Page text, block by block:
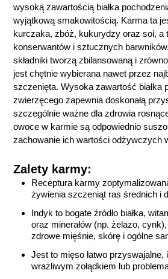
wysoką zawartością białka
wyjątkową smakowitością. Karma ta
kurczaka, zbóż, kukurydzy oraz soi, a
konserwantów i sztucznych
składniki tworzą zbilansowaną i
jest chętnie wybierana nawet przez
szczenięta. Wysoka zawartość białka
zwierzęcego zapewnia doskonałą
szczególnie ważne dla zdrowia
owoce w karmie są odpowiednio
zachowanie ich wartości odżywczych
Zalety karmy:
Receptura karmy
żywienia szczeniąt ras średnich i
Indyk to bogate źródło białka,
oraz minerałów (np. żelazo,
zdrowe mięśnie, skórę i ogólne
Jest to mięso łatwo przyswajalne,
wrażliwym żołądkiem lub